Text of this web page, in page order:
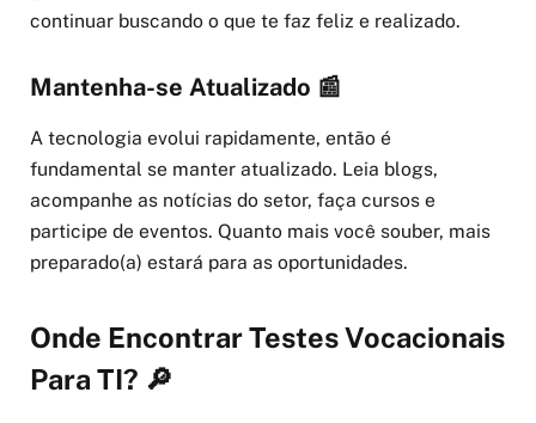
continuar buscando o que te faz feliz e realizado.
Mantenha-se Atualizado 📰
A tecnologia evolui rapidamente, então é
fundamental se manter atualizado. Leia blogs,
acompanhe as notícias do setor, faça cursos e
participe de eventos. Quanto mais você souber, mais
preparado(a) estará para as oportunidades.
Onde Encontrar Testes Vocacionais
Para TI? 🔎